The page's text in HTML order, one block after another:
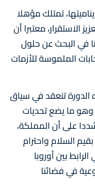
تمتلك مؤهلا
الاستقرار، معتبرا أن
في البحث عن حلول
الملموسة للأزمات
تنعقد في سياق
وهو ما يضع تحديات
على أن المملكة،
بقيم السلام واحترام
بين أوروبا
في فضائنا